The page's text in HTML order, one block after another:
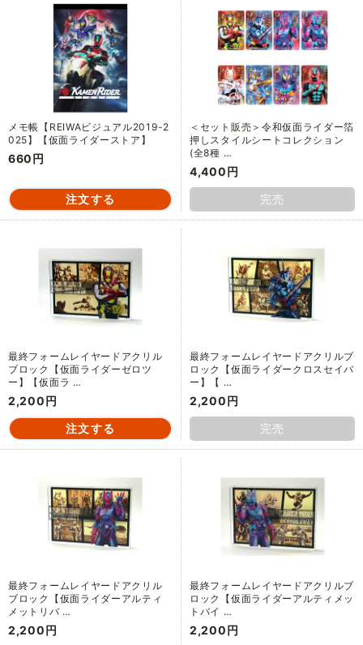
メモ帳【REIWAビジュアル2019-2
025】【仮面ライダーストア】
660円
＜セット販売＞令和仮面ライダー箔
押しスタイルシートコレクション
(全8種 …
4,400円
完売
最終フォームレイヤードアクリル
ブロック【仮面ライダーゼロツ
ー】【仮面ラ …
2,200円
最終フォームレイヤードアクリルブ
ロック【仮面ライダークロスセイバ
ー】【 …
2,200円
完売
最終フォームレイヤードアクリル
ブロック【仮面ライダーアルティ
メットリバ …
2,200円
最終フォームレイヤードアクリルブ
ロック【仮面ライダーアルティメッ
トバイ …
2,200円